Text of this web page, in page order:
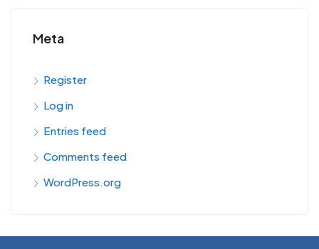
Meta
Register
Log in
Entries feed
Comments feed
WordPress.org